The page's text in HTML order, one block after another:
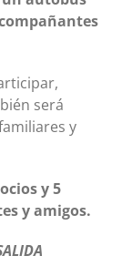
será
y
y 5
y amigos.